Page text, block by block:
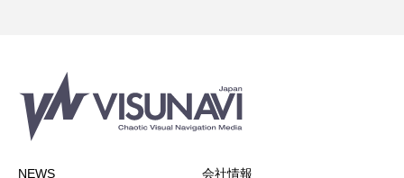
NEWS 会社情報